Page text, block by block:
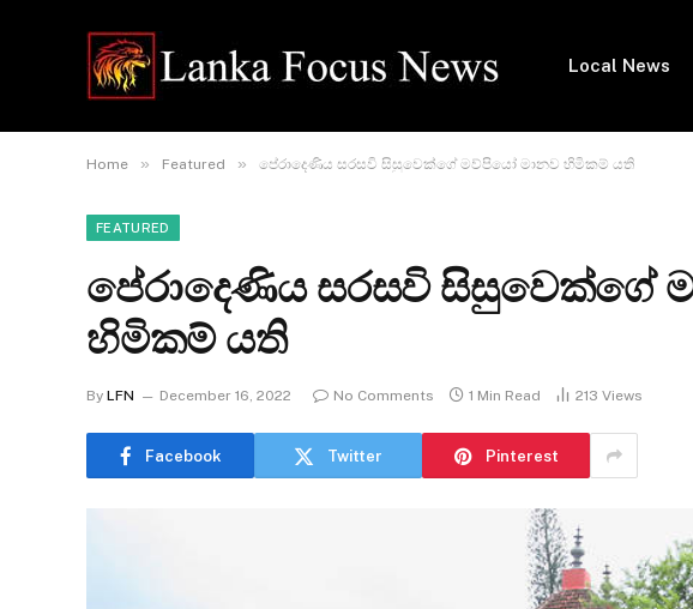
Local News
Home » Featured » පේරාදෙණිය සරසවි සිසුවෙක්ගේ මව්පියෝ මානව හිමිකම් යති
FEATURED
පේරාදෙණිය සරසවි සිසුවෙක්ගේ
හිමිකම් යති
By LFN December 16, 2022 No Comments 1 Min Read 213 Views
Facebook Twitter Pinterest